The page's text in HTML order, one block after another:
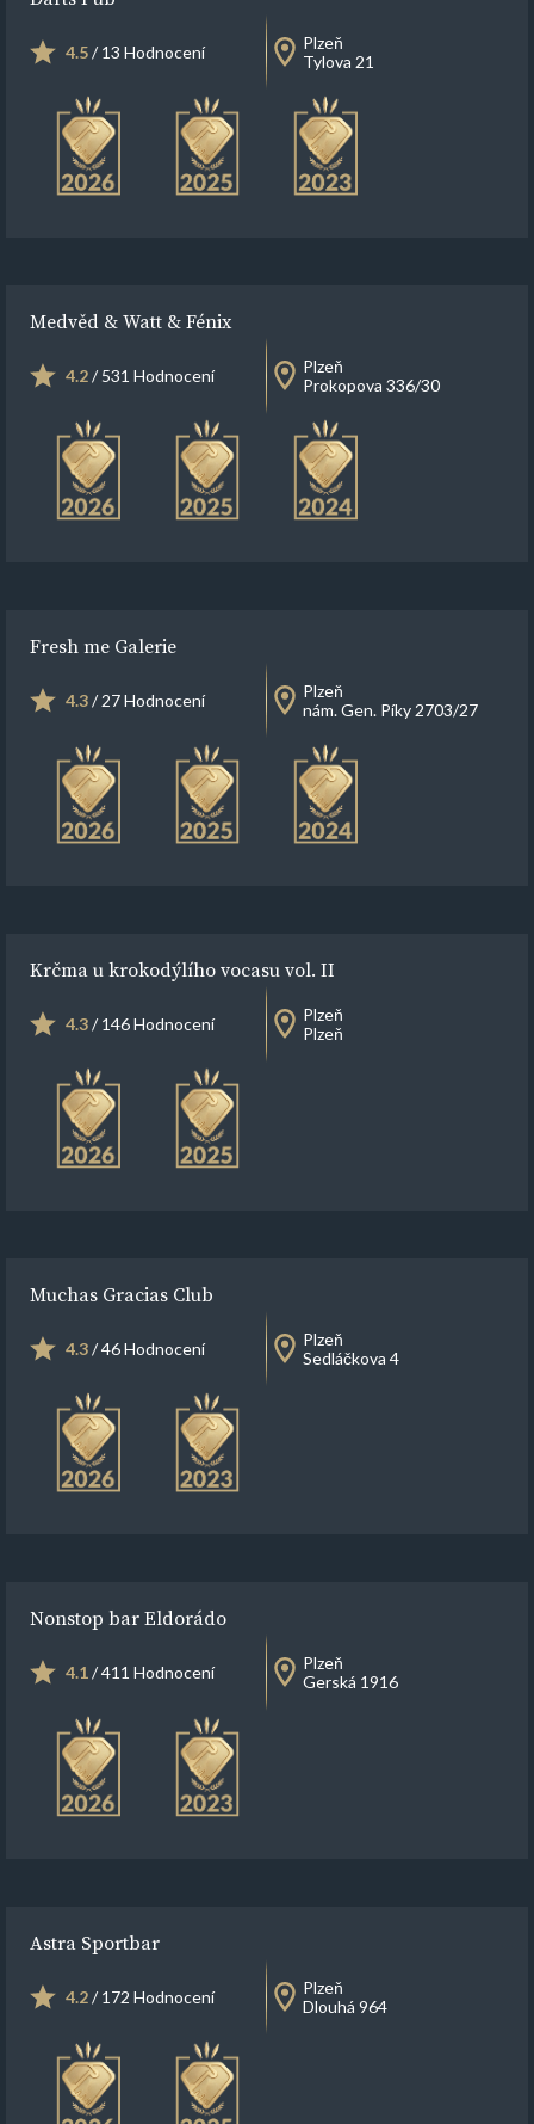
4.5/ 13 Hodnocení
Plzeň
Tylova 21
Medvěd & Watt & Fénix
4.2/ 531 Hodnocení
Plzeň
Prokopova 336/30
Fresh me Galerie
4.3/ 27 Hodnocení
Plzeň
nám. Gen. Píky 2703/27
Krčma u krokodýlího vocasu vol. II
4.3/ 146 Hodnocení
Plzeň
Plzeň
Muchas Gracias Club
4.3/ 46 Hodnocení
Plzeň
Sedláčkova 4
Nonstop bar Eldorádo
4.1/ 411 Hodnocení
Plzeň
Gerská 1916
Astra Sportbar
4.2/ 172 Hodnocení
Plzeň
Dlouhá 964